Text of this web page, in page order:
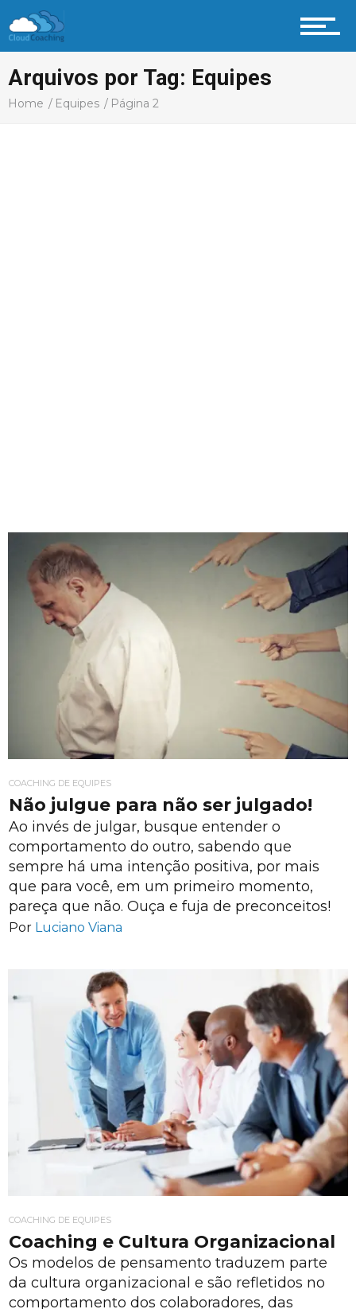
Vida Profissional
Profissional Coach
Arquivos por Tag: Equipes
Home Equipes Página 2
COACHING DE EQUIPES
Não julgue para não ser julgado!
Ao invés de julgar, busque entender o
comportamento do outro, sabendo que
sempre há uma intenção positiva, por mais
que para você, em um primeiro momento,
pareça que não. Ouça e fuja de preconceitos!
Por Luciano Viana
COACHING DE EQUIPES
Coaching e Cultura Organizacional
Os modelos de pensamento traduzem parte
da cultura organizacional e são refletidos no
comportamento dos colaboradores, das